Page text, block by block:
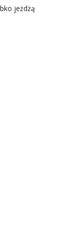
jeżdżą